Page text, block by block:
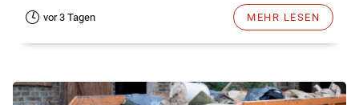
vor 3 Tagen MEHR LESEN